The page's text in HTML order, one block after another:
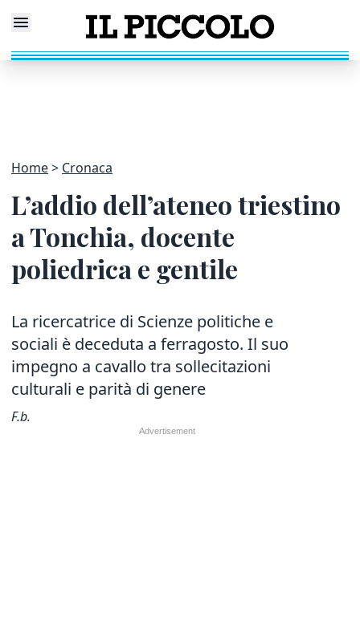
Home Cronaca
L’addio dell’ateneo triestino
a Tonchia, docente
poliedrica e gentile
La ricercatrice di Scienze politiche e
sociali è deceduta a ferragosto. Il suo
impegno a cavallo tra sollecitazioni
culturali e parità di genere
F.b.